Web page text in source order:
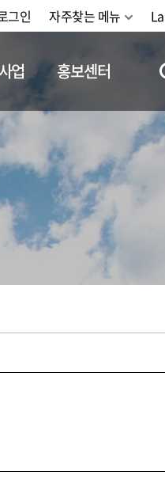
그인 자주찾는 메뉴
업 홍보센터